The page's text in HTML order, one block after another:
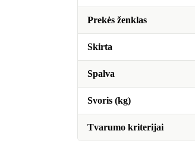
Prekės ženklas
Skirta
Spalva
Svoris (kg)
Tvarumo kriterijai